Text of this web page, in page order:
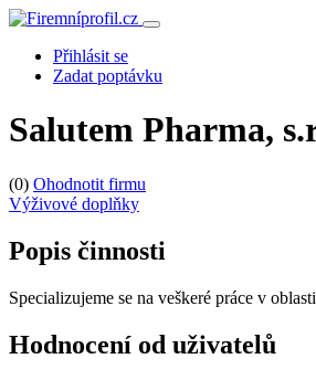
Přihlásit se
Zadat poptávku
Salutem Pharma,
(0) Ohodnotit firmu
Výživové doplňky
Popis činnosti
Specializujeme se na veškeré práce v
Hodnocení od uživatelů